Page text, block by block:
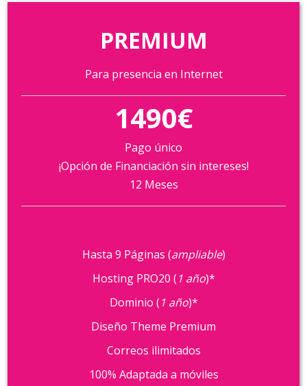
PREMIUM
Para presencia en Internet
1490€
Pago único
¡Opción de Financiación sin intereses!
12 Meses
Hasta 9 Páginas (ampliable)
Hosting PRO20 ( 1 año)*
Dominio ( 1 año)*
Diseño Theme Premium
Correos ilimitados
100% Adaptada a móviles